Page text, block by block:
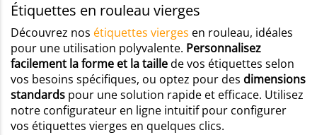
Étiquettes en rouleau vierges
Découvrez nos étiquettes vierges en rouleau, idéales
pour une utilisation polyvalente. Personnalisez
facilement la forme et la taillede vos étiquettes selon
vos besoins spécifiques, ou optez pour des dimensions
standards pour une solution rapide et efficace. Utilisez
notre configurateur en ligne intuitif pour configurer
vos étiquettes vierges en quelques clics.